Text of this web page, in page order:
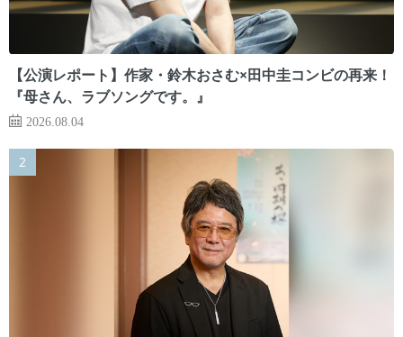
【公演レポート】作家・鈴木おさむ×田中圭コンビの再来！
『母さん、ラブソングです。』
2026.08.04